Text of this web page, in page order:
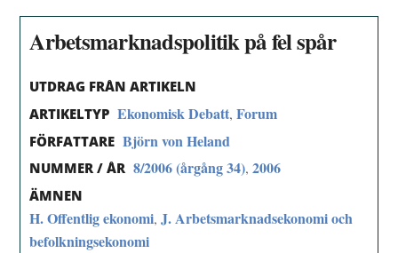
Arbetsmarknadspolitik på fel spår
UTDRAG FRÅN ARTIKELN
ARTIKELTYP Ekonomisk Debatt,Forum
FÖRFATTARE Björn von Heland
NUMMER / ÅR 8/2006 (årgång 34),2006
ÄMNEN
H. Offentlig ekonomi,J. Arbetsmarknadsekonomi och
befolkningsekonomi